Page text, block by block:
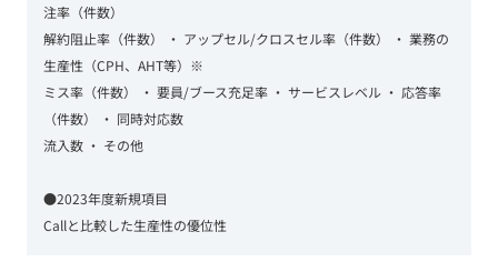
注率（件数）
解約阻止率（件数） ・ アップセル/クロスセル率（件数） ・ 業務の
生産性（CPH、AHT等）※
ミス率（件数） ・ 要員/ブース充足率 ・ サービスレベル ・ 応答率
（件数） ・ 同時対応数
流入数 ・ その他
●2023年度新規項目
Callと比較した生産性の優位性